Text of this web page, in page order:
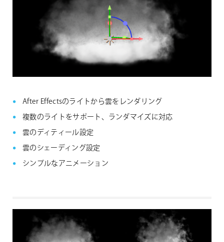
After Effectsのライトから雲をレンダリング
複数のライトをサポート、ランダマイズに対応
雲のディティール設定
雲のシェーディング設定
シンプルなアニメーション